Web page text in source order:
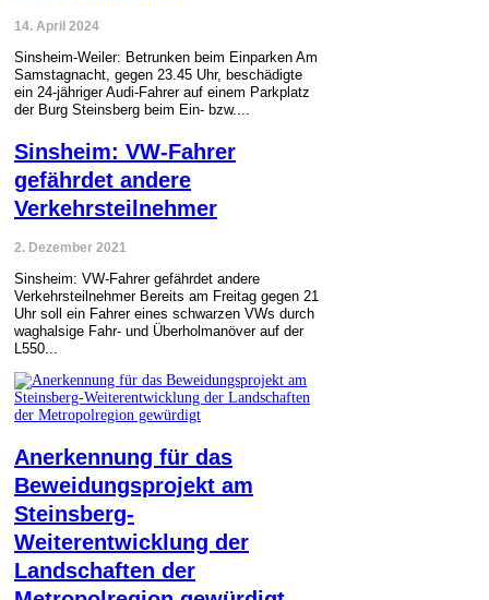
14. April 2024
Sinsheim-Weiler: Betrunken beim Einparken Am
Samstagnacht, gegen 23.45 Uhr, beschädigte
ein 24-jähriger Audi-Fahrer auf einem Parkplatz
der Burg Steinsberg beim Ein- bzw....
Sinsheim: VW-Fahrer
gefährdet andere
Verkehrsteilnehmer
2. Dezember 2021
Sinsheim: VW-Fahrer gefährdet andere
Verkehrsteilnehmer Bereits am Freitag gegen 21
Uhr soll ein Fahrer eines schwarzen VWs durch
waghalsige Fahr- und Überholmanöver auf der
L550...
Anerkennung für das
Beweidungsprojekt am
Steinsberg-
Weiterentwicklung der
Landschaften der